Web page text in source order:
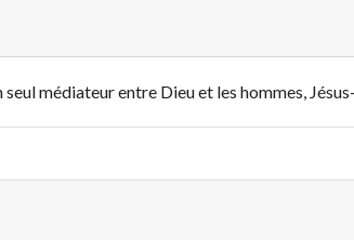
seul médiateur entre Dieu et les hommes,